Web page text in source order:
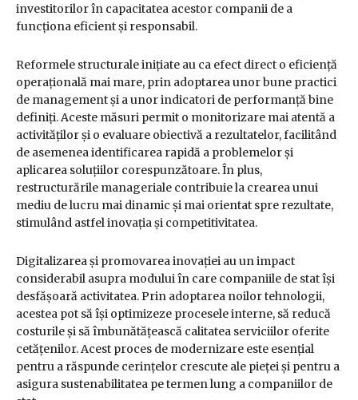
investitorilor în capacitatea acestor companii de a
funcționa eficient și responsabil.
Reformele structurale inițiate au ca efect direct o eficiență
operațională mai mare, prin adoptarea unor bune practici
de management și a unor indicatori de performanță bine
definiți. Aceste măsuri permit o monitorizare mai atentă a
activităților și o evaluare obiectivă a rezultatelor, facilitând
de asemenea identificarea rapidă a problemelor și
aplicarea soluțiilor corespunzătoare. În plus,
restructurările manageriale contribuie la crearea unui
mediu de lucru mai dinamic și mai orientat spre rezultate,
stimulând astfel inovația și competitivitatea.
Digitalizarea și promovarea inovației au un impact
considerabil asupra modului în care companiile de stat își
desfășoară activitatea. Prin adoptarea noilor tehnologii,
acestea pot să își optimizeze procesele interne, să reducă
costurile și să îmbunătățească calitatea serviciilor oferite
cetățenilor. Acest proces de modernizare este esențial
pentru a răspunde cerințelor crescute ale pieței și pentru a
asigura sustenabilitatea pe termen lung a companiilor de